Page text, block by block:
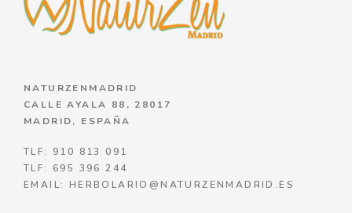
NATURZENMADRID
CALLE AYALA 88, 28017
MADRID, ESPAÑA
TLF: 910 813 091
TLF: 695 396 244
EMAIL: HERBOLARIO@NATURZENMADRID.ES